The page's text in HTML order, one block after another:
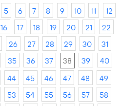
5 6 7 8 9 10 11
12
16 17 18 19 20 21
22
26 27 28 29 30
31
35 36 37 38 39
40
44 45 46 47 48
49
53 54 55 56 57
58